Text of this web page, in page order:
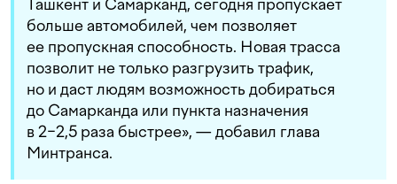
Ташкент и Самарканд, сегодня пропускает
больше автомобилей, чем позволяет
ее пропускная способность. Новая трасса
позволит не только разгрузить трафик,
но и даст людям возможность добираться
до Самарканда или пункта назначения
в 2−2,5 раза быстрее», — добавил глава
Минтранса.